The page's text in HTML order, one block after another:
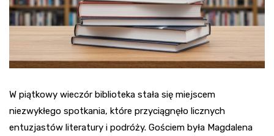
W piątkowy wieczór biblioteka stała się miejscem
niezwykłego spotkania, które przyciągnęło licznych
entuzjastów literatury i podróży. Gościem była Magdalena